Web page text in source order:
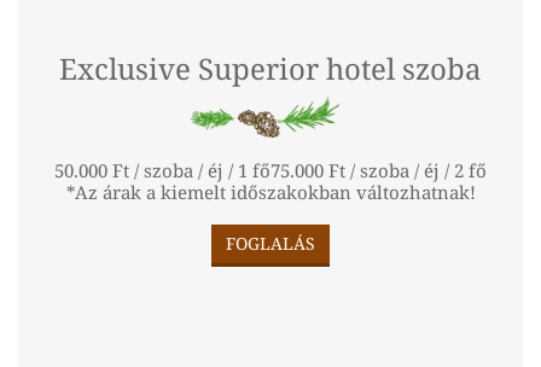
Exclusive Superior hotel szoba
50.000 Ft / szoba / éj / 1 fő75.000 Ft / szoba / éj / 2 fő
*Az árak a kiemelt időszakokban változhatnak!
FOGLALÁS